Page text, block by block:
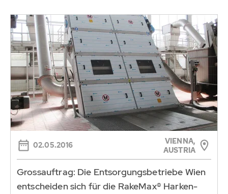
02.05.2016
VIENNA,
AUSTRIA
Grossauftrag: Die Entsorgungsbetriebe Wien
entscheiden sich für die RakeMax® Harken-